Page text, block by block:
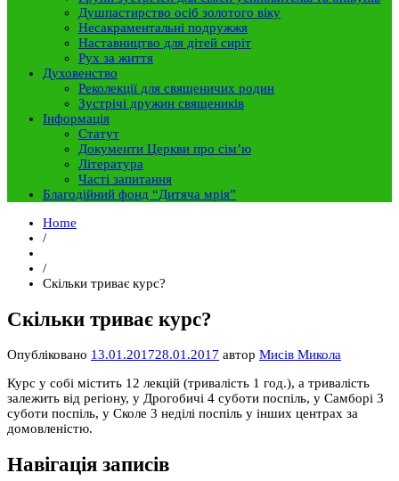
Душпастирство осіб золотого віку
Несакраментальні подружжя
Наставництво для дітей сиріт
Рух за життя
Духовенство
Реколекції для священичих родин
Зустрічі дружин священиків
Інформація
Статут
Документи Церкви про сім’ю
Література
Часті запитання
Благодійний фонд “Дитяча мрія”
Home
/
/
Скільки триває курс?
Скільки триває курс?
Опубліковано 13.01.201728.01.2017 автор Мисів Микола
Курс у собі містить 12 лекцій (тривалість 1 год.), а тривалість
залежить від регіону, у Дрогобичі 4 суботи поспіль, у Самборі 3
суботи поспіль, у Сколе 3 неділі поспіль у інших центрах за
домовленістю.
Навігація записів